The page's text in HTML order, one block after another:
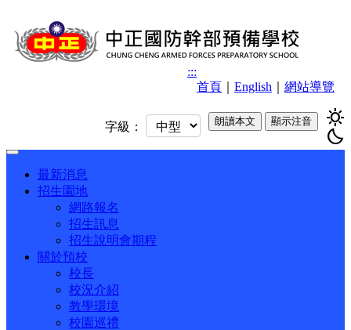
首頁 English 網站導覽
:::
sunny
bedtime
朗讀本文 顯示注音
字級：
Toggle
navigation最新消息
招生園地
網路報名
招生訊息
招生說明會期程
關於預校
校長
校況介紹
教學環境
校園巡禮